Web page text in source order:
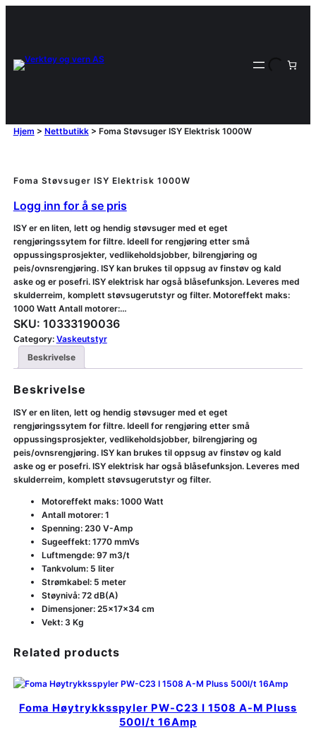
Hjem > Nettbutikk> Foma Støvsuger ISY Elektrisk 1000W
Foma Støvsuger ISY Elektrisk 1000W
Logg inn for å se pris
ISY er en liten, lett og hendig støvsuger med et eget
rengjøringssytem for filtre. Ideell for rengjøring etter små
oppussingsprosjekter, vedlikeholdsjobber, bilrengjøring og
peis/ovnsrengjøring. ISY kan brukes til oppsug av finstøv og kald
aske og er posefri. ISY elektrisk har også blåsefunksjon. Leveres med
skulderreim, komplett støvsugerutstyr og filter. Motoreffekt maks:
1000 Watt Antall motorer:…
SKU: 10333190036
Category: Vaskeutstyr
Beskrivelse
Beskrivelse
ISY er en liten, lett og hendig støvsuger med et eget
rengjøringssytem for filtre. Ideell for rengjøring etter små
oppussingsprosjekter, vedlikeholdsjobber, bilrengjøring og
peis/ovnsrengjøring. ISY kan brukes til oppsug av finstøv og kald
aske og er posefri. ISY elektrisk har også blåsefunksjon. Leveres med
skulderreim, komplett støvsugerutstyr og filter.
Motoreffekt maks: 1000 Watt
Antall motorer: 1
Spenning: 230 V-Amp
Sugeeffekt: 1770 mmVs
Luftmengde: 97 m3/t
Tankvolum: 5 liter
Strømkabel: 5 meter
Støynivå: 72 dB(A)
Dimensjoner: 25x17x34 cm
Vekt: 3 Kg
Related products
Foma Høytrykksspyler PW-C23 I 1508 A-M Pluss
500l/t 16Amp